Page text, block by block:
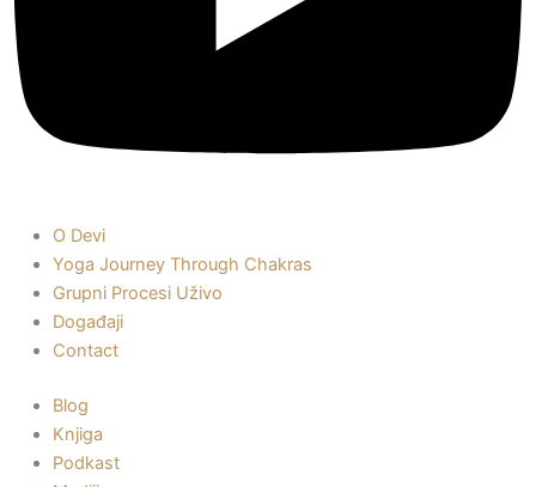
O Devi
Yoga Journey Through Chakras
Grupni Procesi Uživo
Događaji
Contact
Blog
Knjiga
Podkast